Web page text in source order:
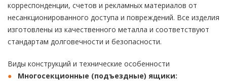
корреспонденции, счетов и рекламных материалов от
несанкционированного доступа и повреждений. Все изделия
изготовлены из качественного металла и соответствуют
стандартам долговечности и безопасности.
Виды конструкций и технические особенности
Многосекционные (подъездные) ящики: